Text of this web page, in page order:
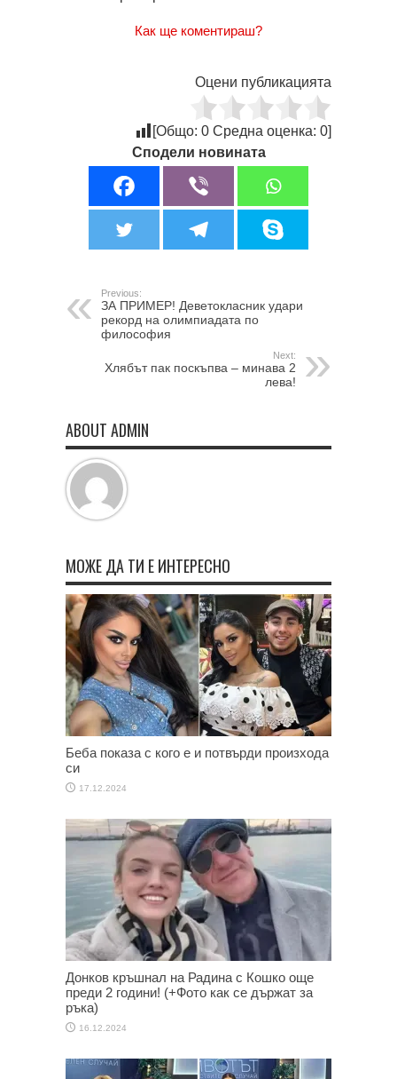
Как ще коментираш?
Оцени публикацията
[Общо: 0 Средна оценка: 0]
Сподели новината
Previous:
ЗА ПРИМЕР! Деветокласник удари
рекорд на олимпиадата по
философия
Next:
Хлябът пак поскъпва – минава 2
лева!
ABOUT ADMIN
МОЖЕ ДА ТИ Е ИНТЕРЕСНО
Беба показа с кого е и потвърди произхода
си
17.12.2024
Донков кръшнал на Радина с Кошко още
преди 2 години! (+Фото как се държат за
ръка)
16.12.2024